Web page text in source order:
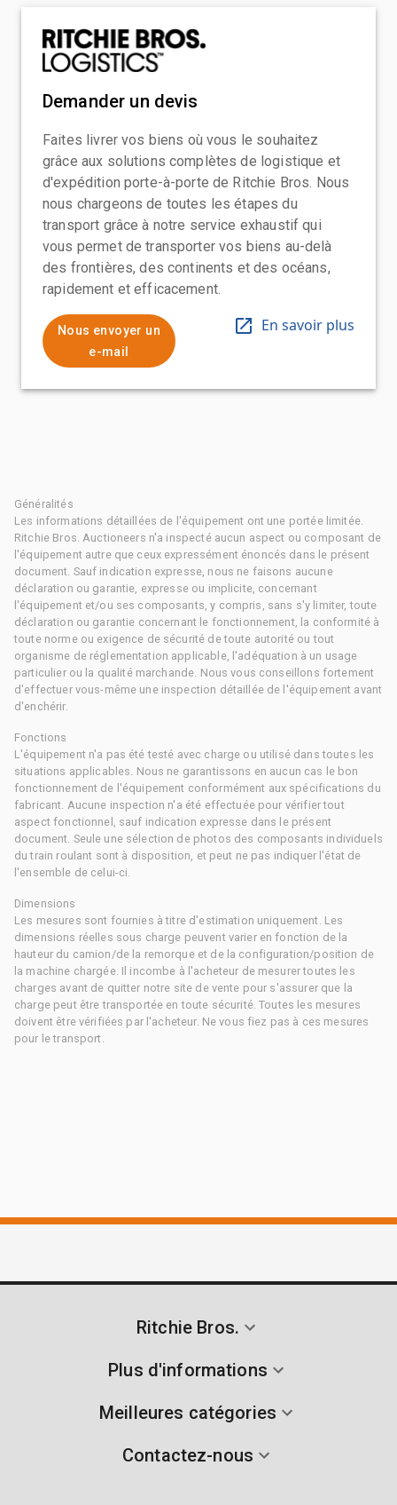
Demander un devis
Faites livrer vos biens où vous le souhaitez
grâce aux solutions complètes de logistique et
d'expédition porte-à-porte de Ritchie Bros. Nous
nous chargeons de toutes les étapes du
transport grâce à notre service exhaustif qui
vous permet de transporter vos biens au-delà
des frontières, des continents et des océans,
rapidement et efficacement.
Nous envoyer un
e-mail
En savoir plus
Généralités
Les informations détaillées de l'équipement ont une portée limitée.
Ritchie Bros. Auctioneers n'a inspecté aucun aspect ou composant de
l'équipement autre que ceux expressément énoncés dans le présent
document. Sauf indication expresse, nous ne faisons aucune
déclaration ou garantie, expresse ou implicite, concernant
l'équipement et/ou ses composants, y compris, sans s'y limiter, toute
déclaration ou garantie concernant le fonctionnement, la conformité à
toute norme ou exigence de sécurité de toute autorité ou tout
organisme de réglementation applicable, l'adéquation à un usage
particulier ou la qualité marchande. Nous vous conseillons fortement
d'effectuer vous-même une inspection détaillée de l'équipement avant
d'enchérir.
Fonctions
L'équipement n'a pas été testé avec charge ou utilisé dans toutes les
situations applicables. Nous ne garantissons en aucun cas le bon
fonctionnement de l'équipement conformément aux spécifications du
fabricant. Aucune inspection n'a été effectuée pour vérifier tout
aspect fonctionnel, sauf indication expresse dans le présent
document. Seule une sélection de photos des composants individuels
du train roulant sont à disposition, et peut ne pas indiquer l'état de
l'ensemble de celui-ci.
Dimensions
Les mesures sont fournies à titre d'estimation uniquement. Les
dimensions réelles sous charge peuvent varier en fonction de la
hauteur du camion/de la remorque et de la configuration/position de
la machine chargée. Il incombe à l'acheteur de mesurer toutes les
charges avant de quitter notre site de vente pour s'assurer que la
charge peut être transportée en toute sécurité. Toutes les mesures
doivent être vérifiées par l'acheteur. Ne vous fiez pas à ces mesures
pour le transport.
Ritchie Bros.
Plus d'informations
Meilleures catégories
Contactez-nous